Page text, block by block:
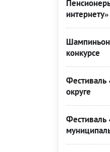
интернету»
конкурсе
Фестиваль
округе
Фестиваль